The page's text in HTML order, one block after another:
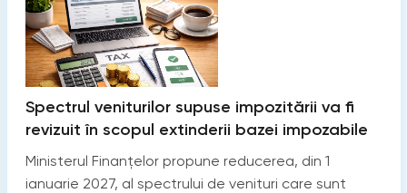
Spectrul veniturilor supuse impozitării va fi
revizuit în scopul extinderii bazei impozabile
Ministerul Finanțelor propune reducerea, din 1
ianuarie 2027, al spectrului de venituri care sunt